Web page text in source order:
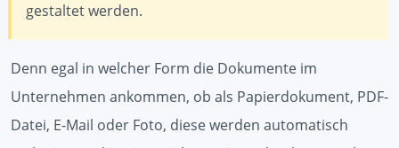
gestaltet werden.
Denn egal in welcher Form die Dokumente im
Unternehmen ankommen, ob als Papierdokument, PDF-
Datei, E-Mail oder Foto, diese werden automatisch